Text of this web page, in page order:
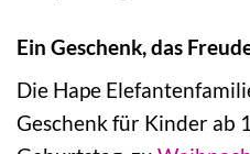
Ein Geschenk, das
Die Hape
Geschenk für Kinder ab